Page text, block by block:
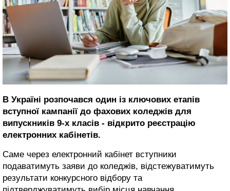
В Україні розпочався один із ключових етапів
вступної кампанії до фахових коледжів для
випускників 9-х класів - відкрито реєстрацію
електронних кабінетів.
Саме через електронний кабінет вступники
подаватимуть заяви до коледжів, відстежуватимуть
результати конкурсного відбору та